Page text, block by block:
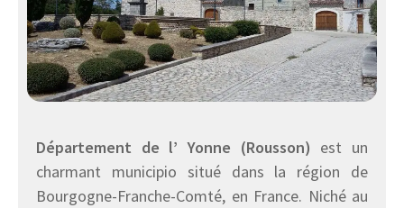
Département de l’ Yonne (Rousson) est un
charmant municipio situé dans la région de
Bourgogne-Franche-Comté, en France. Niché au